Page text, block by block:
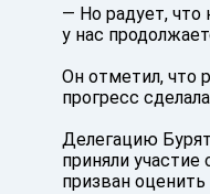
— Но радует, что
у нас
Он отметил, что
прогресс
Делегацию
приняли
призван